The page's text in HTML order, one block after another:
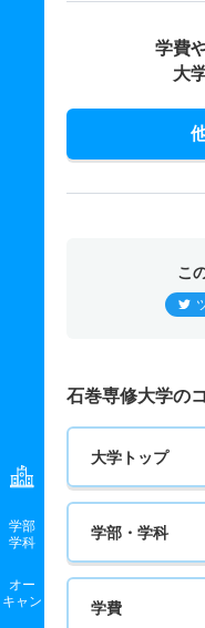
学部
学科
オー
キャン
学費
大
こ
石巻専修大学の
大学トップ
学部・学科
学費